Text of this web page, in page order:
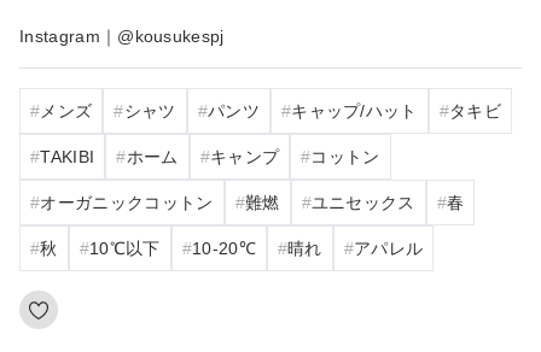
Instagram｜@kousukespj
メンズ シャツ パンツ キャップ/ハット タキビ
TAKIBI ホーム キャンプ コットン
オーガニックコットン 難燃 ユニセックス 春
秋 10℃以下 10‐20℃ 晴れ アパレル